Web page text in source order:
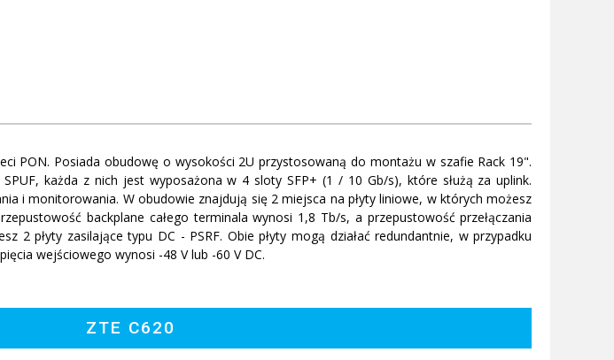
PON. Posiada obudowę o wysokości 2U przystosowaną do montażu w szafie Rack 19".
każda z nich jest wyposażona w 4 sloty SFP+ (1 / 10 Gb/s), które służą za uplink.
i monitorowania. W obudowie znajdują się 2 miejsca na płyty liniowe, w których możesz
backplane całego terminala wynosi 1,8 Tb/s, a przepustowość przełączania
2 płyty zasilające typu DC - PSRF. Obie płyty mogą działać redundantnie, w przypadku
wejściowego wynosi -48 V lub -60 V DC.
ZTE C620